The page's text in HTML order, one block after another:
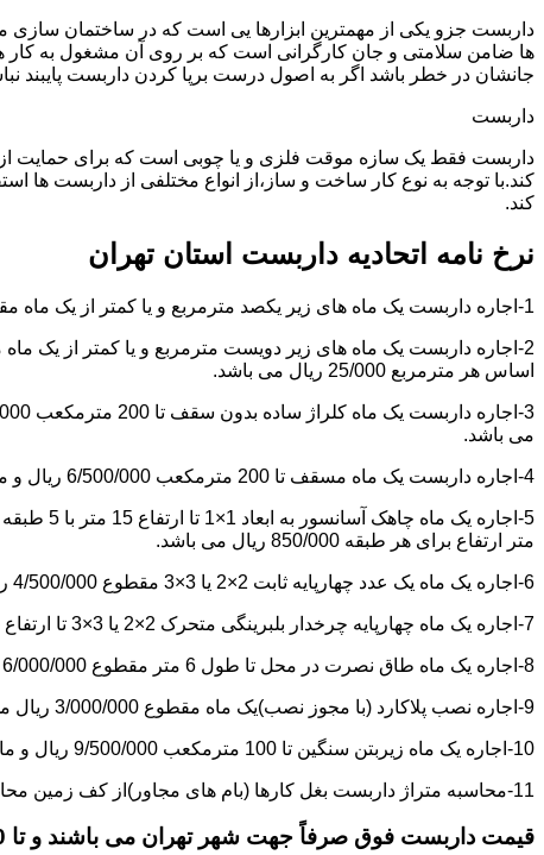
داربست جزو یکی از مهمترین ابزارها یی است که در ساختمان سازی
ها ضامن سلامتی و جان کارگرانی است که بر روی آن مشغول به کار
جانشان در خطر باشد اگر به اصول درست برپا کردن داربست پایبند
داربست
داربست فقط یک سازه موقت فلزی و یا چوبی است که برای حمایت از
کند.با توجه به نوع کار ساخت و ساز،از انواع مختلفی از داربست ها
کند.
نرخ نامه اتحادیه داربست استان تهران
1-اجاره داربست یک ماه های زیر یکصد مترمربع و یا کمتر از یک ماه مقطوع 4/500/000 ریال می باشد.
اساس هر مترمربع 25/000 ریال می باشد.
می باشد.
4-اجاره داربست یک ماه مسقف تا 200 مترمکعب 6/500/000 ریال و مازاد بر آن هر مترمکعب 18/000 ریال می باشد.
متر ارتفاع برای هر طبقه 850/000 ریال می باشد.
6-اجاره یک ماه یک عدد چهارپایه ثابت 2×2 یا 3×3 مقطوع 4/500/000 ریال می باشد.
7-اجاره یک ماه چهارپایه چرخدار بلبرینگی متحرک 2×2 یا 3×3 تا ارتفاع 6 متر مقطوع 5/000/000 ریال می باشد.
8-اجاره یک ماه طاق نصرت در محل تا طول 6 متر مقطوع 6/000/000 ریال و مازاد بر آن هر متر طول 850/000 ریال می باشد.
9-اجاره نصب پلاکارد (با مجوز نصب)یک ماه مقطوع 3/000/000 ریال می باشد.
10-اجاره یک ماه زیربتن سنگین تا 100 مترمکعب 9/500/000 ریال و مازاد بر آن هر مترمکعب 85/000 ریال می باشد.
11-محاسبه متراژ داربست بغل کارها (بام های مجاور)از کف زمین محاسبه می گردد.
قیمت داربست فوق صرفاً جهت شهر تهران می باشند و تا 20 کیلومتر خارج از شهر تهران 20% به قیمت های فوق اضافه می گردد.